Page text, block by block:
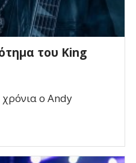
του King
ο Andy